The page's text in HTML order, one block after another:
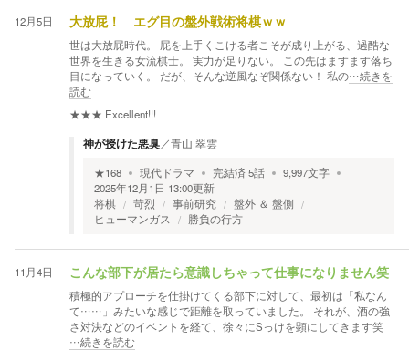
12月5日 大放屁！ エグ目の盤外戦術将棋ｗｗ
世は大放屁時代。 屁を上手くこける者こそが成り上がる、過酷な
世界を生きる女流棋士。 実力が足りない。 この先はますます落ち
目になっていく。 だが、そんな逆風なぞ関係ない！ 私の…続きを
読む
★★★ Excellent!!!
神が授けた悪臭／青山 翠雲
★168 現代ドラマ 完結済5話 9,997文字
2025年12月1日 13:00更新
将棋
苛烈 事前研究
盤外 ＆ 盤側
ヒューマンガス
勝負の行方
11月4日 こんな部下が居たら意識しちゃって仕事になりません笑
積極的アプローチを仕掛けてくる部下に対して、最初は「私なん
て……」みたいな感じで距離を取っていました。 それが、酒の強
さ対決などのイベントを経て、徐々にSっけを顕にしてきます笑
…続きを読む